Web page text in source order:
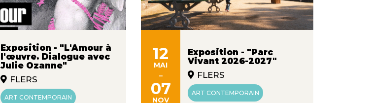
Exposition - "L'Amour à
l'œuvre. Dialogue avec
Julie Ozanne"
FLERS
ART CONTEMPORAIN
12
MAI
-
07
NOV
Exposition - "Parc
Vivant 2026-2027"
FLERS
ART CONTEMPORAIN